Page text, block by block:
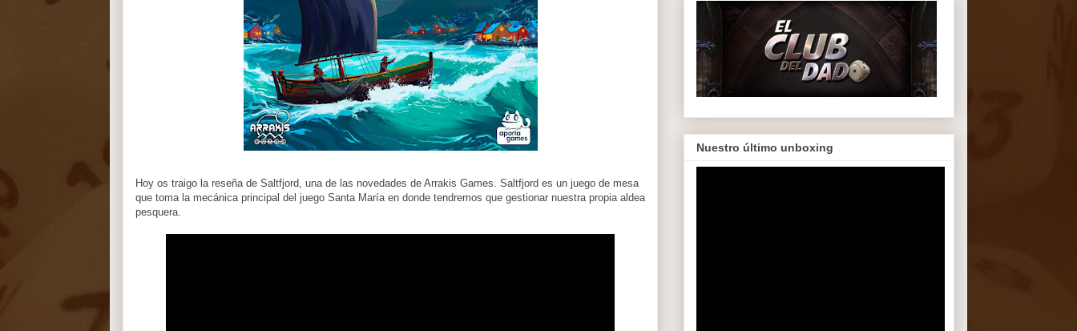
Hoy os traigo la reseña de Saltfjord, una de las novedades de Arrakis Games. Saltfjord es un juego de mesa
que toma la mecánica principal del juego Santa María en donde tendremos que gestionar nuestra propia aldea
pesquera.
Nuestro último unboxing